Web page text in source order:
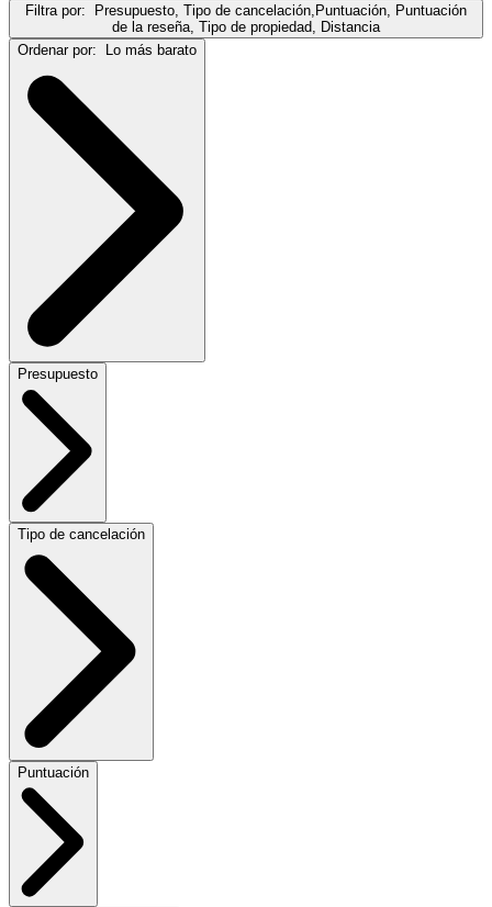
Filtra por: Presupuesto, Tipo de cancelación,Puntuación, Puntuación
de la reseña, Tipo de propiedad, Distancia
Ordenar por: Lo más barato
Presupuesto
Tipo de cancelación
Puntuación